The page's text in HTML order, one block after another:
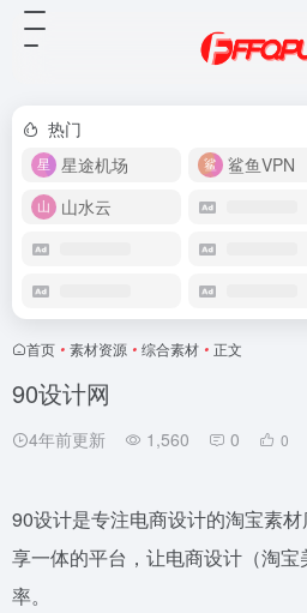
热门
星途机场
鲨鱼VPN
山水云
首页 • 素材资源 • 综合素材 • 正文
90设计网
4年前更新 1,560 0 0
90设计是专注电商设计的淘宝素
享一体的平台，让电商设计（淘
率。